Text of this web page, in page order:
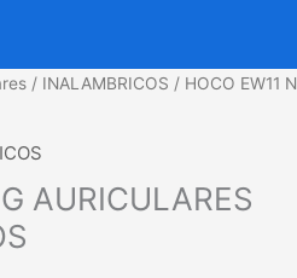
/ INALAMBRICOS / HOCO EW11
AURICULARES